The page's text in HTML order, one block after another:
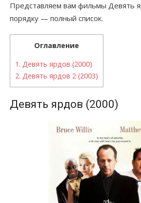
Представляем вам фильмы Девять
порядку — полный список.
Оглавление
1. Девять ярдов (2000)
2. Девять ярдов 2 (2003)
Девять ярдов (2000)